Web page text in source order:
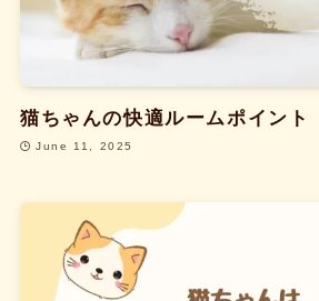
猫ちゃんの快適ルームポイン
June 11, 2025